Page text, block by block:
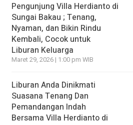
Pengunjung Villa Herdianto di
Sungai Bakau ; Tenang,
Nyaman, dan Bikin Rindu
Kembali, Cocok untuk
Liburan Keluarga
Maret 29, 2026 | 1:00 pm WIB
Liburan Anda Dinikmati
Suasana Tenang Dan
Pemandangan Indah
Bersama Villa Herdianto di